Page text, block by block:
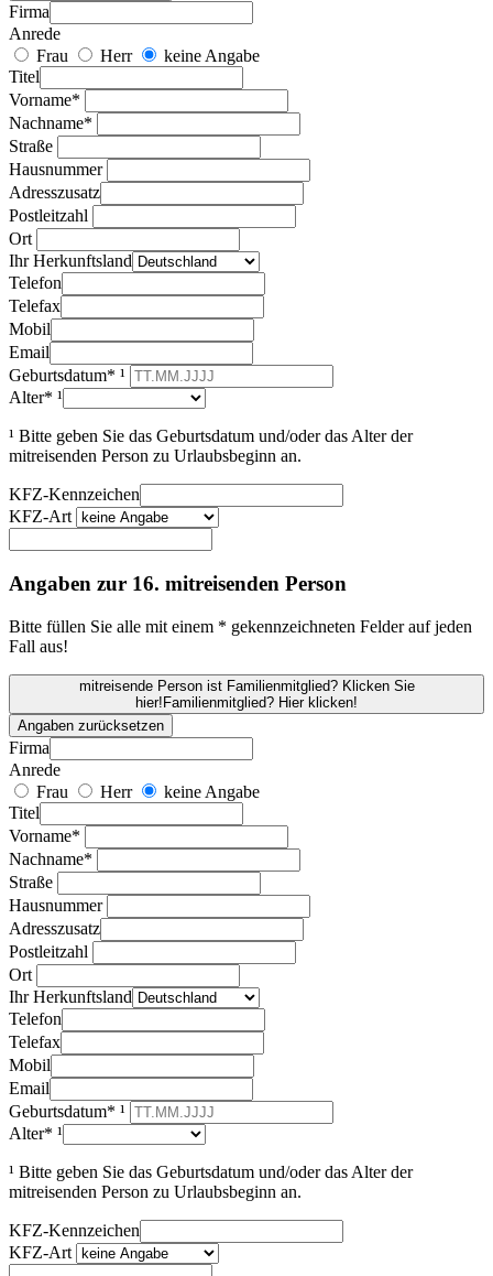
Firma
Anrede
Frau
Herr
keine Angabe
Titel
Vorname*
Nachname*
Straße
Hausnummer
Adresszusatz
Postleitzahl
Ort
Ihr Herkunftsland
Telefon
Telefax
Mobil
Email
Geburtsdatum* ¹
Alter* ¹
¹ Bitte geben Sie das Geburtsdatum und/oder das Alter der
mitreisenden Person zu Urlaubsbeginn an.
KFZ-Kennzeichen
KFZ-Art
Angaben zur 16. mitreisenden Person
Bitte füllen Sie alle mit einem * gekennzeichneten Felder auf jeden
Fall aus!
mitreisende Person ist Familienmitglied? Klicken Sie
hier! Familienmitglied? Hier klicken!
Angaben zurücksetzen
Firma
Anrede
Frau
Herr
keine Angabe
Titel
Vorname*
Nachname*
Straße
Hausnummer
Adresszusatz
Postleitzahl
Ort
Ihr Herkunftsland
Telefon
Telefax
Mobil
Email
Geburtsdatum* ¹
Alter* ¹
¹ Bitte geben Sie das Geburtsdatum und/oder das Alter der
mitreisenden Person zu Urlaubsbeginn an.
KFZ-Kennzeichen
KFZ-Art